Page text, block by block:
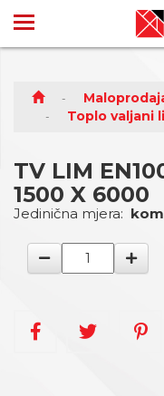
Toplo valjani
TV LIM
1500 X 6000
Jedinična mjera: kom